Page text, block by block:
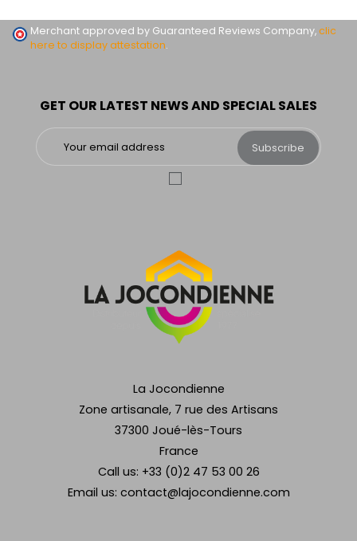
La Jocondienne
Zone artisanale, 7 rue des Artisans
37300 Joué-lès-Tours
France
Call us: +33 (0)2 47 53 00 26
Email us: contact@lajocondienne.com
GET OUR LATEST NEWS AND SPECIAL SALES
Subscribe
Merchant approved by Guaranteed Reviews Company,clic
here to display attestation.